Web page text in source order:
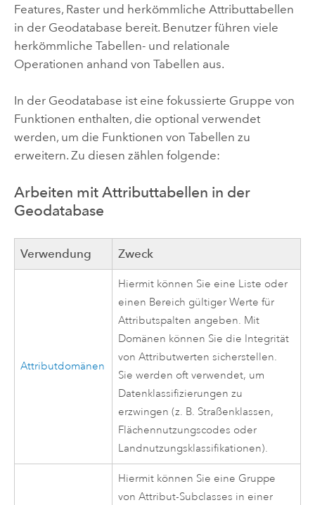
Features, Raster und herkömmliche Attributtabellen
in der Geodatabase bereit. Benutzer führen viele
herkömmliche Tabellen- und relationale
Operationen anhand von Tabellen aus.
In der Geodatabase ist eine fokussierte Gruppe von
Funktionen enthalten, die optional verwendet
werden, um die Funktionen von Tabellen zu
erweitern. Zu diesen zählen folgende:
Arbeiten mit Attributtabellen in der
Geodatabase
Verwendung Zweck
Attributdomänen
Hiermit können Sie eine Liste oder
einen Bereich gültiger Werte für
Attributspalten angeben. Mit
Domänen können Sie die Integrität
von Attributwerten sicherstellen.
Sie werden oft verwendet, um
Datenklassifizierungen zu
erzwingen (z. B. Straßenklassen,
Flächennutzungscodes oder
Landnutzungsklassifikationen).
Hiermit können Sie eine Gruppe
von Attribut-Subclasses in einer